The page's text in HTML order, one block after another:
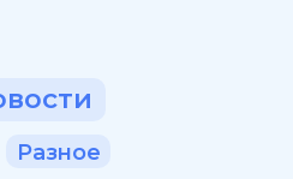
Разное